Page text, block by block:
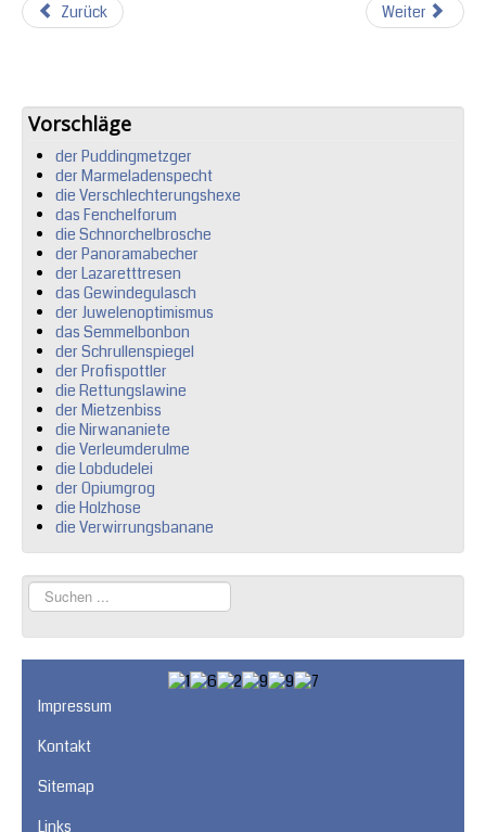
Zurück Weiter
Vorschläge
der Puddingmetzger
der Marmeladenspecht
die Verschlechterungshexe
das Fenchelforum
die Schnorchelbrosche
der Panoramabecher
der Lazaretttresen
das Gewindegulasch
der Juwelenoptimismus
das Semmelbonbon
der Schrullenspiegel
der Profispottler
die Rettungslawine
der Mietzenbiss
die Nirwananiete
die Verleumderulme
die Lobdudelei
der Opiumgrog
die Holzhose
die Verwirrungsbanane
Suchen
...
Impressum
Kontakt
Sitemap
Links